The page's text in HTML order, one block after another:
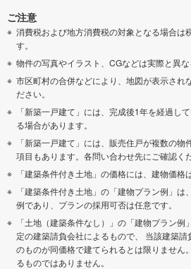
ご注意
消費税および地方消費税の対象となる場合は
す。
物件の写真やイラスト、CGなどは実際と異な
市区町村の合併などにより、地図が表示され
ださい。
「新築一戸建て」には、完成後1年を経過し
る場合があります。
「新築一戸建て」には、販売住戸が複数の
項目もあります。各問い合わせ先にご確認くだ
「建築条件付き土地」の価格には、建物価格
「建築条件付き土地」の「建物プラン例」
例であり、プランの採用可否は任意です。
「土地（建築条件なし）」の「建物プラン
定の建築請負会社によるもので、 当該建築
のものが同価格で建てられるとは限りません
るものではありません。